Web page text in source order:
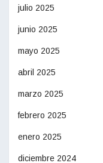
julio 2025
junio 2025
mayo 2025
abril 2025
marzo 2025
febrero 2025
enero 2025
diciembre 2024